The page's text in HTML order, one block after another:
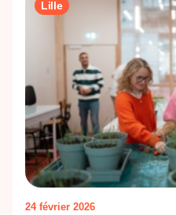
Lille
24 février 2026